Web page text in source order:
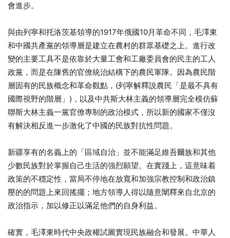
會進步。
與由列寧和托洛茨基領導的1917年俄國10月革命不同，毛澤東
和中國共產黨的領導層是建立在農村的群眾基礎之上。進行改
變的主要工具不是依靠於大量工會和工廠委員會的民主的工人
政黨，而是在陳舊的官僚統治結構下的農民軍隊。因為農民階
層固有的民族概念和革命觀點，(列寧解釋說農民「是最不具有
國際視野的階層」)，以及中共斯大林主義的領導層完全模仿蘇
聯斯大林主義一黨官僚專制的政治模式，所以新的國家不僅沒
有解決相反進一步激化了中國的民族對抗性問題。
新疆享有的名義上的「區域自治」並不能滿足維吾爾族和其他
少數民族對於掌握自己生活的強烈願望。在實踐上，這意味着
政策的不穩定性，當局不停地在放寬和加強宗教控制和政治鎮
壓的的問題上來回搖擺；地方領導人得以隨意闡釋來自北京的
政治指示，加以修正以滿足他們的自身利益。
確實，毛澤東時代中央政權試圖實現民族融合和發展。中華人